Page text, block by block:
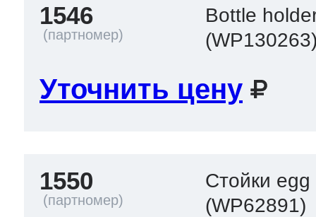
1546
Bottle
Уточнить цену
1550
Стойки egg
(WP62891)